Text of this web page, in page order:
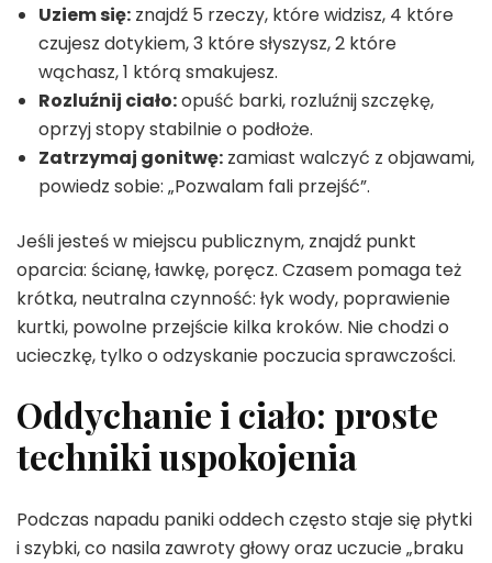
Uziem się: znajdź 5 rzeczy, które widzisz, 4 które
czujesz dotykiem, 3 które słyszysz, 2 które
wąchasz, 1 którą smakujesz.
Rozluźnij ciało:opuść barki, rozluźnij szczękę,
oprzyj stopy stabilnie o podłoże.
Zatrzymaj gonitwę: zamiast walczyć z objawami,
powiedz sobie: „Pozwalam fali przejść”.
Jeśli jesteś w miejscu publicznym, znajdź punkt
oparcia: ścianę, ławkę, poręcz. Czasem pomaga też
krótka, neutralna czynność: łyk wody, poprawienie
kurtki, powolne przejście kilka kroków. Nie chodzi o
ucieczkę, tylko o odzyskanie poczucia sprawczości.
Oddychanie i ciało: proste
techniki uspokojenia
Podczas napadu paniki oddech często staje się płytki
i szybki, co nasila zawroty głowy oraz uczucie „braku